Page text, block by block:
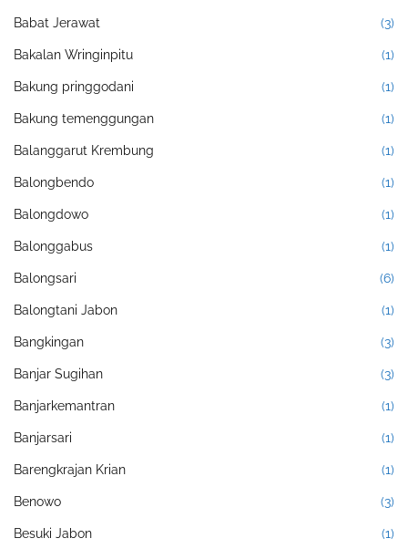
Babat Jerawat (3)
Bakalan Wringinpitu (1)
Bakung pringgodani (1)
Bakung temenggungan (1)
Balanggarut Krembung (1)
Balongbendo (1)
Balongdowo (1)
Balonggabus (1)
Balongsari (6)
Balongtani Jabon (1)
Bangkingan (3)
Banjar Sugihan (3)
Banjarkemantran (1)
Banjarsari (1)
Barengkrajan Krian (1)
Benowo (3)
Besuki Jabon (1)